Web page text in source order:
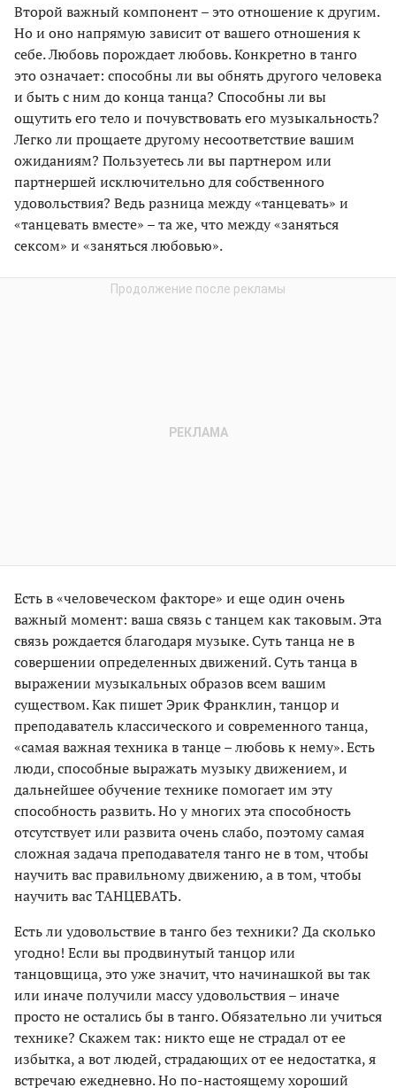
Второй важный компонент – это отношение к другим.
Но и оно напрямую зависит от вашего отношения к
себе. Любовь порождает любовь. Конкретно в танго
это означает: способны ли вы обнять другого человека
и быть с ним до конца танца? Способны ли вы
ощутить его тело и почувствовать его музыкальность?
Легко ли прощаете другому несоответствие вашим
ожиданиям? Пользуетесь ли вы партнером или
партнершей исключительно для собственного
удовольствия? Ведь разница между «танцевать» и
«танцевать вместе» – та же, что между «заняться
сексом» и «заняться любовью».
Есть в «человеческом факторе» и еще один очень
важный момент: ваша связь с танцем как таковым. Эта
связь рождается благодаря музыке. Суть танца не в
совершении определенных движений. Суть танца в
выражении музыкальных образов всем вашим
существом. Как пишет Эрик Франклин, танцор и
преподаватель классического и современного танца,
«самая важная техника в танце – любовь к нему». Есть
люди, способные выражать музыку движением, и
дальнейшее обучение технике помогает им эту
способность развить. Но у многих эта способность
отсутствует или развита очень слабо, поэтому самая
сложная задача преподавателя танго не в том, чтобы
научить вас правильному движению, а в том, чтобы
научить вас ТАНЦЕВАТЬ.
Есть ли удовольствие в танго без техники? Да сколько
угодно! Если вы продвинутый танцор или
танцовщица, это уже значит, что начинашкой вы так
или иначе получили массу удовольствия – иначе
просто не остались бы в танго. Обязательно ли учиться
технике? Скажем так: никто еще не страдал от ее
избытка, а вот людей, страдающих от ее недостатка, я
встречаю ежедневно. Но по-настоящему хороший